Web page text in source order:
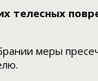
телесных
меры